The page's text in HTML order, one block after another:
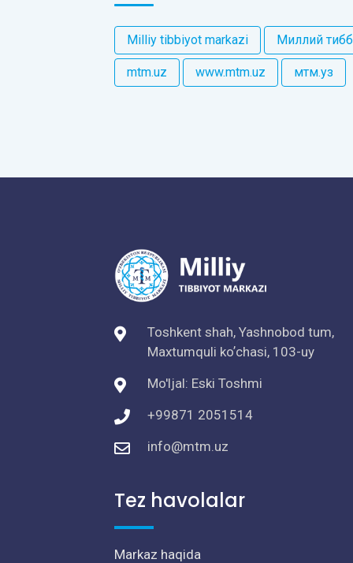
Milliy tibbiyot markazi Миллий
mtm.uz www.mtm.uz мтм.уз
Toshkent shah, Yashnobod tum,
Maxtumquli koʼchasi, 103-uy
Mo'ljal: Eski Toshmi
+99871 2051514
info@mtm.uz
Tez havolalar
Markaz haqida